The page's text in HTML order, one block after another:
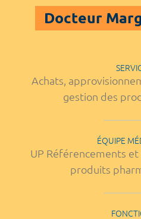
Docteur
Achats,
gestion des
ÉQUIPE
UP Référencements
produits